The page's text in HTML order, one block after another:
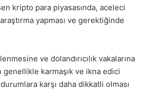
kripto para piyasasında, aceleci
yapması ve gerektiğinde
ve dolandırıcılık vakalarına
genellikle karmaşık ve ikna edici
karşı daha dikkatli olması